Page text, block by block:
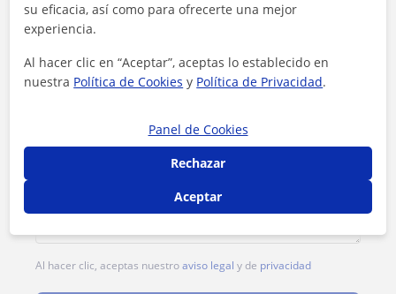
Al hacer clic, aceptas nuestroaviso legal y de privacidad
su eficacia, así como para ofrecerte una mejor
experiencia.
Al hacer clic en “Aceptar”, aceptas lo establecido en
nuestra Política de Cookies y Política de Privacidad.
Panel de Cookies
Rechazar
Aceptar